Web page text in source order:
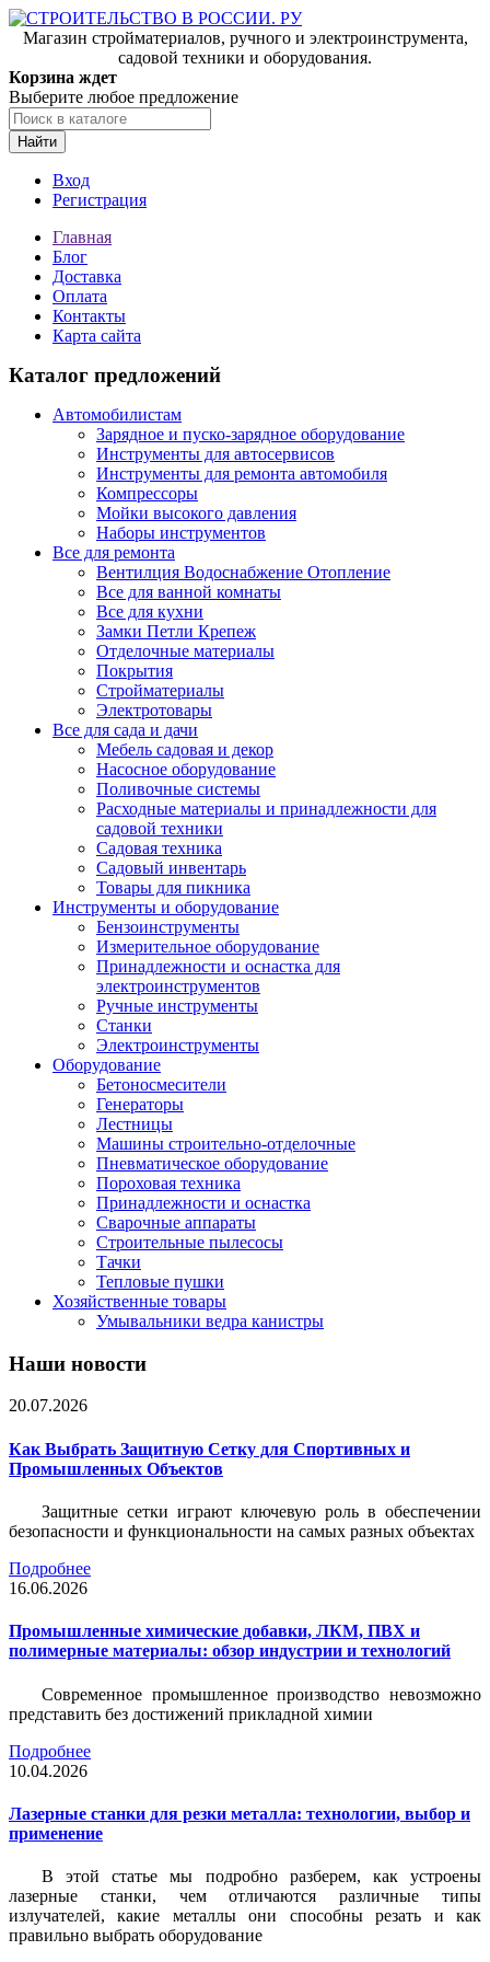
Магазин стройматериалов, ручного и электроинструмента,
садовой техники и оборудования.
Корзина ждет
Выберите любое предложение
Найти
Вход
Регистрация
Главная
Блог
Доставка
Оплата
Контакты
Карта сайта
Каталог предложений
Автомобилистам
Зарядное и пуско-зарядное оборудование
Инструменты для автосервисов
Инструменты для ремонта автомобиля
Компрессоры
Мойки высокого давления
Наборы инструментов
Все для ремонта
Вентилция Водоснабжение Отопление
Все для ванной комнаты
Все для кухни
Замки Петли Крепеж
Отделочные материалы
Покрытия
Стройматериалы
Электротовары
Все для сада и дачи
Мебель садовая и декор
Насосное оборудование
Поливочные системы
Расходные материалы и принадлежности для
садовой техники
Садовая техника
Садовый инвентарь
Товары для пикника
Инструменты и оборудование
Бензоинструменты
Измерительное оборудование
Принадлежности и оснастка для
электроинструментов
Ручные инструменты
Станки
Электроинструменты
Оборудование
Бетоносмесители
Генераторы
Лестницы
Машины строительно-отделочные
Пневматическое оборудование
Пороховая техника
Принадлежности и оснастка
Сварочные аппараты
Строительные пылесосы
Тачки
Тепловые пушки
Хозяйственные товары
Умывальники ведра канистры
Наши новости
20.07.2026
Как Выбрать Защитную Сетку для Спортивных и
Промышленных Объектов
Защитные сетки играют ключевую роль в обеспечении
безопасности и функциональности на самых разных объектах
Подробнее
16.06.2026
Промышленные химические добавки, ЛКМ, ПВХ и
полимерные материалы: обзор индустрии и технологий
Современное промышленное производство невозможно
представить без достижений прикладной химии
Подробнее
10.04.2026
Лазерные станки для резки металла: технологии, выбор и
применение
В этой статье мы подробно разберем, как устроены
лазерные станки, чем отличаются различные типы
излучателей, какие металлы они способны резать и как
правильно выбрать оборудование